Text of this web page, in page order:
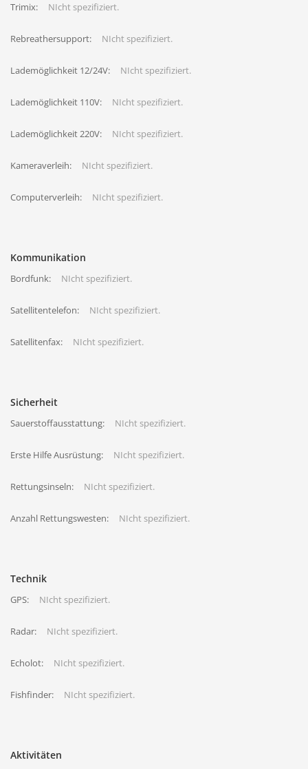
Trimix: NIcht spezifiziert.
Rebreathersupport: NIcht spezifiziert.
Lademöglichkeit 12/24V: NIcht spezifiziert.
Lademöglichkeit 110V: NIcht spezifiziert.
Lademöglichkeit 220V: NIcht spezifiziert.
Kameraverleih: NIcht spezifiziert.
Computerverleih: NIcht spezifiziert.
Kommunikation
Bordfunk: NIcht spezifiziert.
Satellitentelefon: NIcht spezifiziert.
Satellitenfax: NIcht spezifiziert.
Sicherheit
Sauerstoffausstattung: NIcht spezifiziert.
Erste Hilfe Ausrüstung: NIcht spezifiziert.
Rettungsinseln: NIcht spezifiziert.
Anzahl Rettungswesten: NIcht spezifiziert.
Technik
GPS: NIcht spezifiziert.
Radar: NIcht spezifiziert.
Echolot: NIcht spezifiziert.
Fishfinder: NIcht spezifiziert.
Aktivitäten